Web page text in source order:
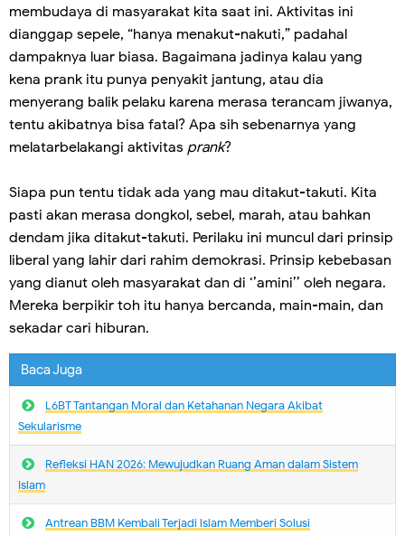
membudaya di masyarakat kita saat ini. Aktivitas ini
dianggap sepele, “hanya menakut-nakuti,” padahal
dampaknya luar biasa. Bagaimana jadinya kalau yang
kena prank itu punya penyakit jantung, atau dia
menyerang balik pelaku karena merasa terancam jiwanya,
tentu akibatnya bisa fatal? Apa sih sebenarnya yang
melatarbelakangi aktivitas prank?
Siapa pun tentu tidak ada yang mau ditakut-takuti. Kita
pasti akan merasa dongkol, sebel, marah, atau bahkan
dendam jika ditakut-takuti. Perilaku ini muncul dari prinsip
liberal yang lahir dari rahim demokrasi. Prinsip kebebasan
yang dianut oleh masyarakat dan di ‘’amini’’ oleh negara.
Mereka berpikir toh itu hanya bercanda, main-main, dan
sekadar cari hiburan.
Baca Juga
L6BT Tantangan Moral dan Ketahanan Negara Akibat
Sekularisme
Refleksi HAN 2026: Mewujudkan Ruang Aman dalam Sistem
Islam
Antrean BBM Kembali Terjadi lslam Memberi Solusi